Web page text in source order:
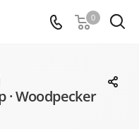
0
Woodpecker